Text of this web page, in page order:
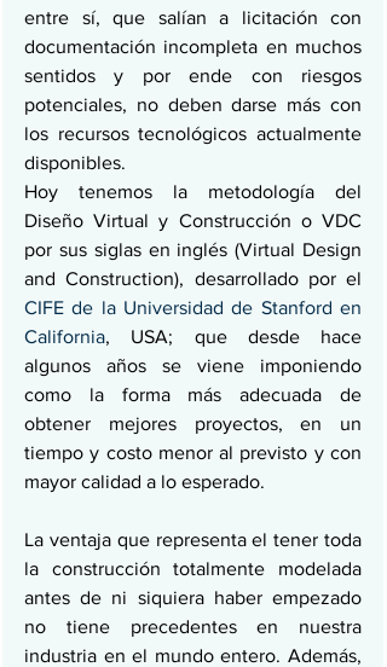
entre sí, que salían a licitación con
documentación incompleta en muchos
sentidos y por ende con riesgos
potenciales, no deben darse más con
los recursos tecnológicos actualmente
disponibles.
Hoy tenemos la metodología del
Diseño Virtual y Construcción o VDC
por sus siglas en inglés (Virtual Design
CIFE de la Universidad de Stanford en
California, USA; que desde hace
algunos años se viene imponiendo
como la forma más adecuada de
obtener mejores proyectos, en un
tiempo y costo menor al previsto y con
mayor calidad a lo esperado.
La ventaja que representa el tener toda
la construcción totalmente modelada
antes de ni siquiera haber empezado
no tiene precedentes en nuestra
industria en el mundo entero. Además,